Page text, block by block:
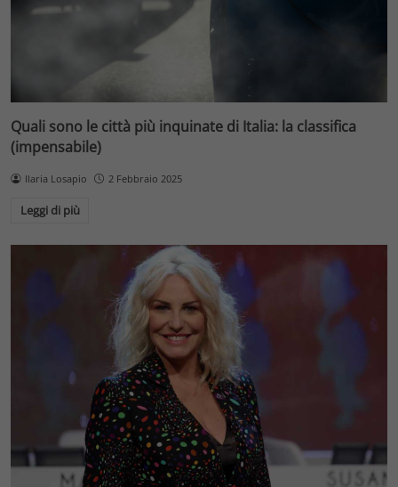
Quali sono le città più inquinate di Italia: la classifica
(impensabile)
Ilaria Losapio 2 Febbraio 2025
Leggi di più